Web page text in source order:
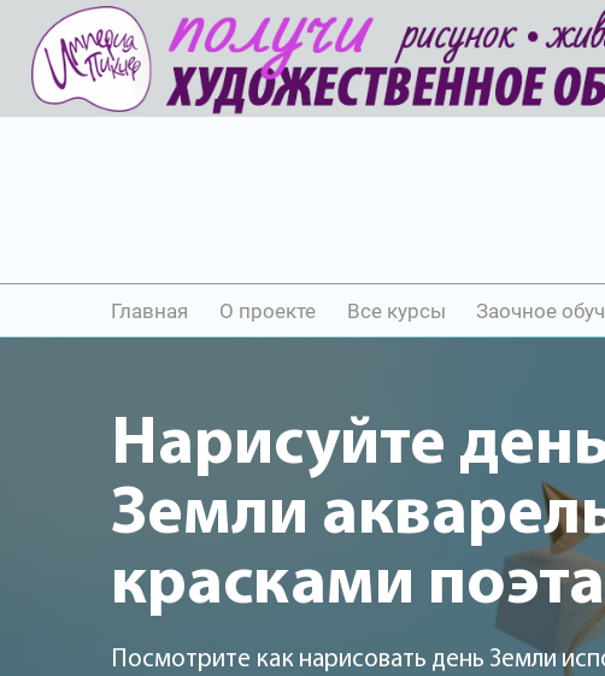
Главная О проекте Все курсы Заочное
Нарисуйте
Земли
красками
Посмотрите как нарисовать день Земли